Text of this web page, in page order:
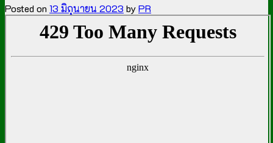
Posted on 13 มิถุนายน 2023 byPR